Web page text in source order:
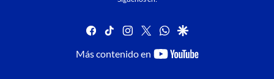
facebook
tiktok instagram
twitterwhatsapp
google
Más contenido en
youtube-